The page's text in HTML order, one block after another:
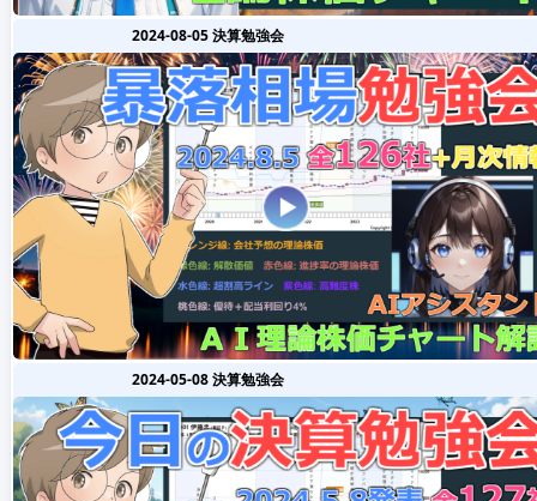
2024-08-05 決算勉強会
2024-05-08 決算勉強会